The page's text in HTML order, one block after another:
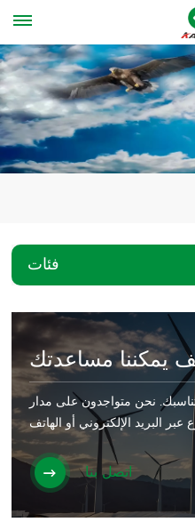
فئات
يمكننا مساعدتك
نحن متواجدون على مدار
اتصل بنا